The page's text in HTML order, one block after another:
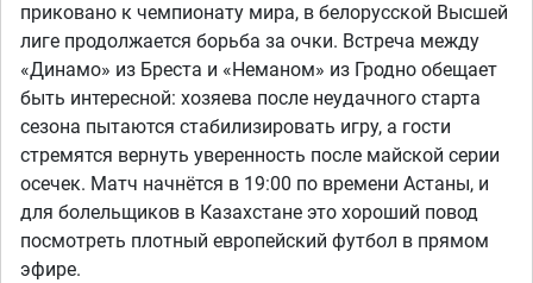
приковано к чемпионату мира, в белорусской Высшей
лиге продолжается борьба за очки. Встреча между
«Динамо» из Бреста и «Неманом» из Гродно обещает
быть интересной: хозяева после неудачного старта
сезона пытаются стабилизировать игру, а гости
стремятся вернуть уверенность после майской серии
осечек. Матч начнётся в 19:00 по времени Астаны, и
для болельщиков в Казахстане это хороший повод
посмотреть плотный европейский футбол в прямом
эфире.